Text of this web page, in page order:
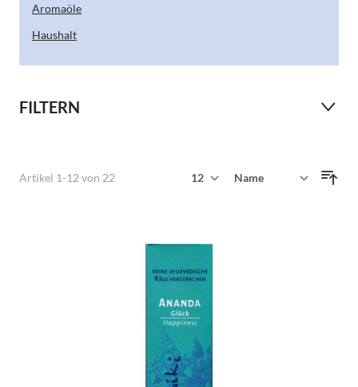
Aromaöle
Haushalt
FILTERN
Artikel 1-12 von 22
Sortieren nach